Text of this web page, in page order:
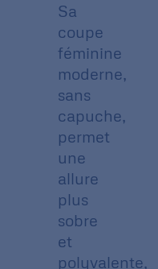
Sa
coupe
féminine
moderne,
sans
capuche,
permet
une
allure
plus
sobre
et
polyvalente,